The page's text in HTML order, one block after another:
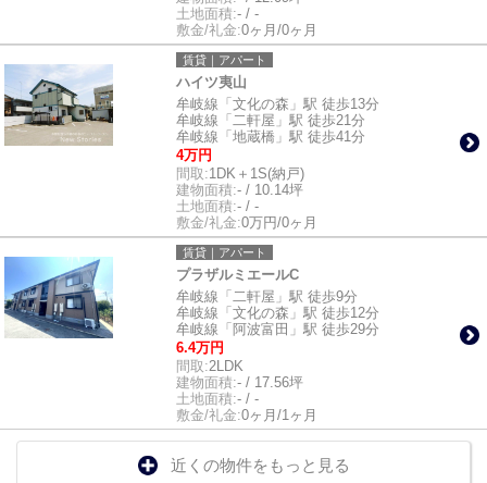
土地面積:- / -
敷金/礼金:0ヶ月/0ヶ月
賃貸｜アパート
ハイツ夷山
牟岐線「文化の森」駅 徒歩13分
牟岐線「二軒屋」駅 徒歩21分
牟岐線「地蔵橋」駅 徒歩41分
4万円
間取:1DK＋1S(納戸)
建物面積:- / 10.14坪
土地面積:- / -
敷金/礼金:0万円/0ヶ月
賃貸｜アパート
プラザルミエールC
牟岐線「二軒屋」駅 徒歩9分
牟岐線「文化の森」駅 徒歩12分
牟岐線「阿波富田」駅 徒歩29分
6.4万円
間取:2LDK
建物面積:- / 17.56坪
土地面積:- / -
敷金/礼金:0ヶ月/1ヶ月
近くの物件をもっと見る